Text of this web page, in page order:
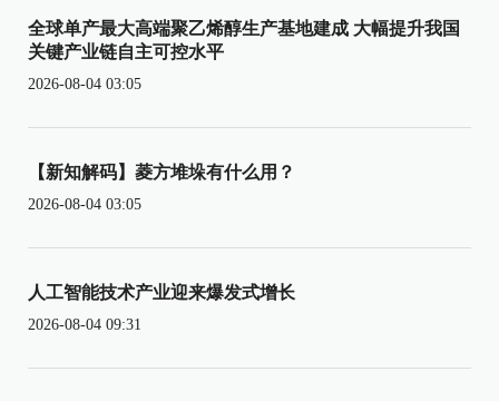
全球单产最大高端聚乙烯醇生产基地建成 大幅提升我国
关键产业链自主可控水平
2026-08-04 03:05
【新知解码】菱方堆垛有什么用？
2026-08-04 03:05
人工智能技术产业迎来爆发式增长
2026-08-04 09:31